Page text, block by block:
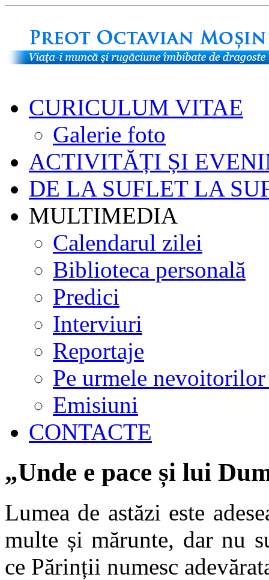
CURICULUM VITAE
Galerie foto
ACTIVITĂȚI ȘI
DE LA SUFLET LA
MULTIMEDIA
Calendarul zilei
Biblioteca personală
Predici
Interviuri
Reportaje
Pe urmele nevoitorilor
Emisiuni
CONTACTE
„Unde e pace și lui
Lumea de astăzi este
multe și mărunte, dar nu
ce Părinții numesc